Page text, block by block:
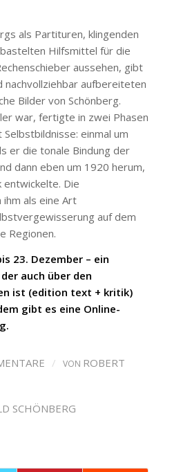
als Partituren, klingenden
Hilfsmittel für die
aussehen, gibt
nachvollziehbar aufbereiteten
Bilder von Schönberg.
war, fertigte in zwei Phasen
einmal um
er die tonale Bindung der
dann eben um 1920 herum,
Die
als eine Art
auf dem
Regionen.
23. Dezember – ein
auch über den
ist (edition text + kritik)
gibt es eine Online-
/ VON ROBERT
SCHÖNBERG